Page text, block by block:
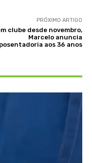
PRÓXIMO ARTIGO
clube desde novembro,
Marcelo anuncia
aos 36 anos